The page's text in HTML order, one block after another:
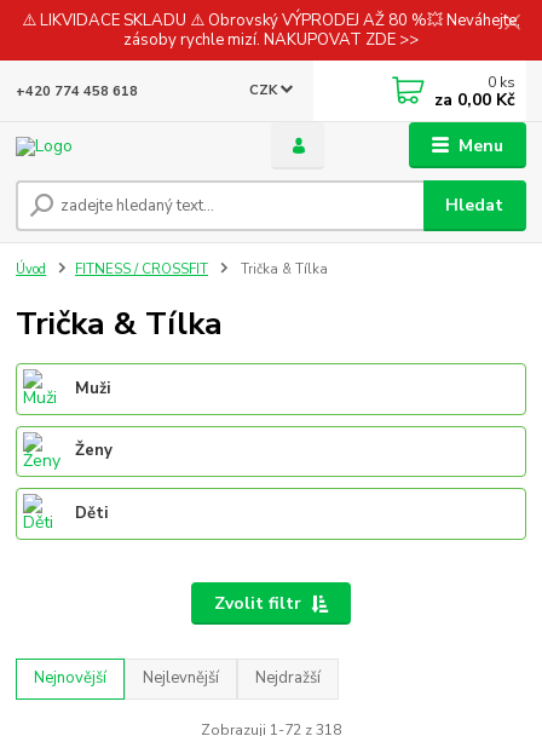
⚠️ LIKVIDACE SKLADU ⚠️ Obrovský VÝPRODEJ AŽ 80 %💥 Neváhejte,
zásoby rychle mizí. NAKUPOVAT ZDE >>
Menu
CZK
Hledat
+420 774 458 618 0 ks
za 0,00 Kč
Úvod FITNESS / CROSSFIT Trička & Tílka
Trička & Tílka
Muži
Ženy
Děti
Zvolit filtr
Nejnovější Nejlevnější Nejdražší
Zobrazuji 1-72 z 318